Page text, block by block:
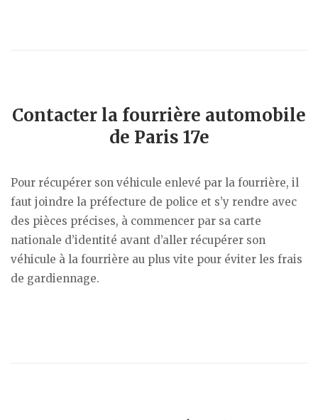
Contacter la fourrière automobile
de Paris 17e
Pour récupérer son véhicule enlevé par la fourrière, il
faut joindre la préfecture de police et s’y rendre avec
des pièces précises, à commencer par sa carte
nationale d’identité avant d’aller récupérer son
véhicule à la fourrière au plus vite pour éviter les frais
de gardiennage.